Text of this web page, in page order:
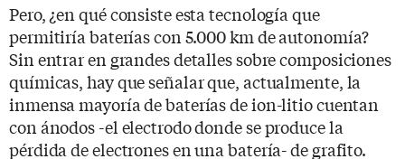
Pero, ¿en qué consiste esta tecnología que
permitiría baterías con 5.000 km de autonomía?
Sin entrar en grandes detalles sobre composiciones
químicas, hay que señalar que, actualmente, la
inmensa mayoría de baterías de ion-litio cuentan
con ánodos -el electrodo donde se produce la
pérdida de electrones en una batería- de grafito.